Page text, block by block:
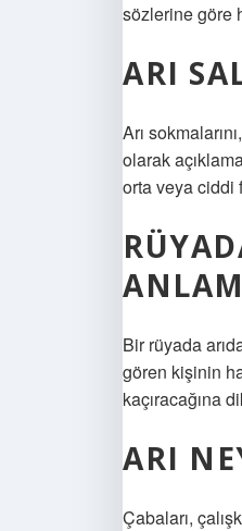
sözlerine göre
ARI
Arı
olarak
orta veya ciddi
Bir rüyada
gören kişinin
kaçıracağına
ARI
Çabaları,